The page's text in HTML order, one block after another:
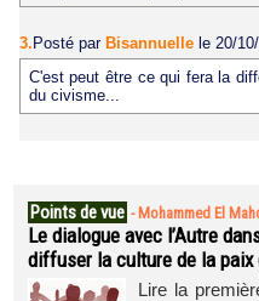
3. Posté par Bisannuelle le 20/
C'est peut être ce qui fera la
du civisme...
Points de vue - Mohammed El
Le dialogue avec l’Autre
diffuser la culture de la paix
Lire la